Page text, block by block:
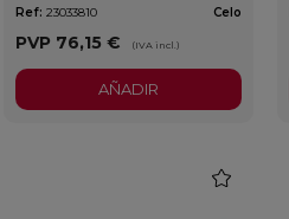
Ref: 23033810 Celo
PVP 76,15 € (IVA incl.)
AÑADIR